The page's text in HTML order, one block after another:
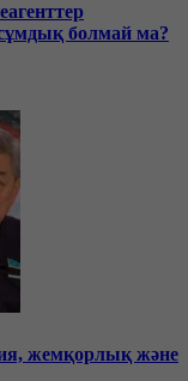
болмай ма?
жемқорлық және